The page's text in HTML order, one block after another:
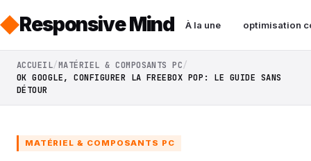
Responsive Mind À la une optimisation
ACCUEIL MATÉRIEL & COMPOSANTS PC
OK GOOGLE, CONFIGURER LA FREEBOX POP: LE GUIDE SANS
DÉTOUR
MATÉRIEL & COMPOSANTS PC